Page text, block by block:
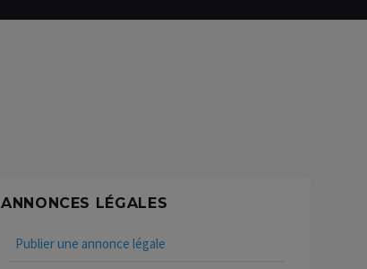
ANNONCES LÉGALES
Publier une annonce légale